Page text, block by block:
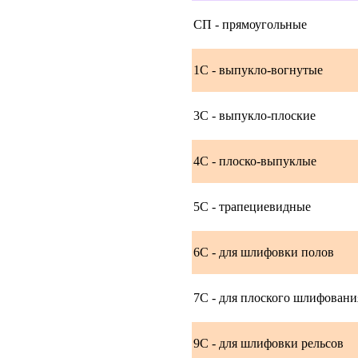
СП - прямоугольные
1С - выпукло-вогнутые
3С - выпукло-плоские
4С - плоско-выпуклые
5С - трапециевидные
6С - для шлифовки полов
7С - для плоского
9С - для шлифовки рельсов